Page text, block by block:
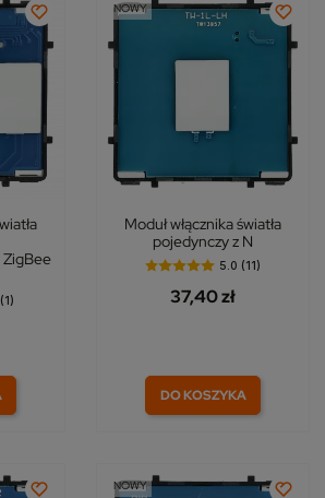
NOWY
Moduł włącznika światła
pojedynczy z N
5.0 (11)
37,40 zł
DO KOSZYKA
NOWY